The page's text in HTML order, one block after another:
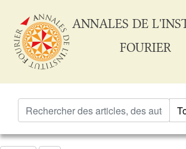
ANNALES DE
FOURIER